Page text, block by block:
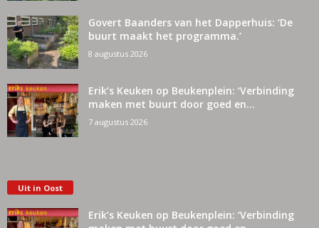
Govert Baanders van het Dapperhuis: ‘De
buurt maakt het programma.’
8 augustus 2026
Erik’s Keuken op Beukenplein: ‘Verbinding
maken met buurt door goed en...
7 augustus 2026
Uit in Oost
Erik’s Keuken op Beukenplein: ‘Verbinding